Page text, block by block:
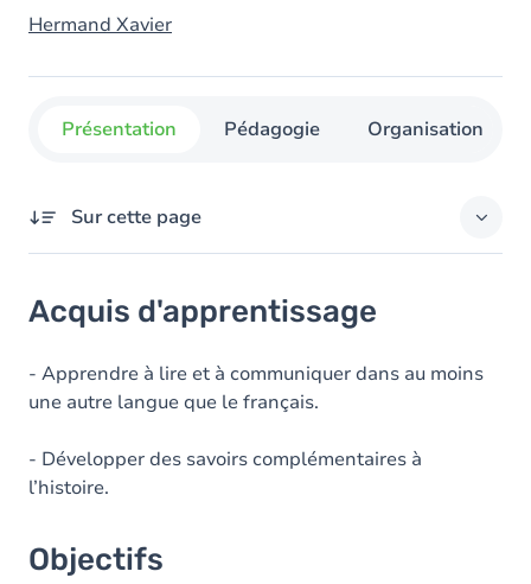
Hermand Xavier
Présentation Pédagogie Organisation
Sur cette page
Objectifs
Contenu
Acquis d'apprentissage
- Apprendre à lire et à communiquer dans au moins
une autre langue que le français.
- Développer des savoirs complémentaires à
l’histoire.
Objectifs